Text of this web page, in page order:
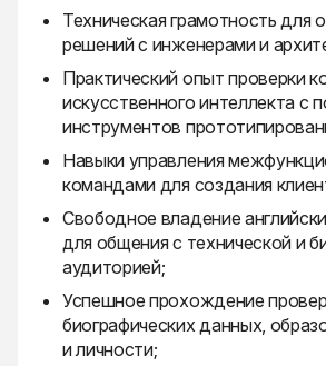
Техническая грамотность для
решений с инженерами и
Практический опыт проверки
искусственного интеллекта с
инструментов
Навыки управления
командами для создания
Свободное владение
для общения с технической и
аудиторией;
Успешное прохождение
биографических данных,
и личности;